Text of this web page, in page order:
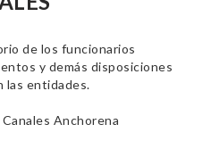
de los funcionarios
y demás disposiciones
las entidades.
Anchorena